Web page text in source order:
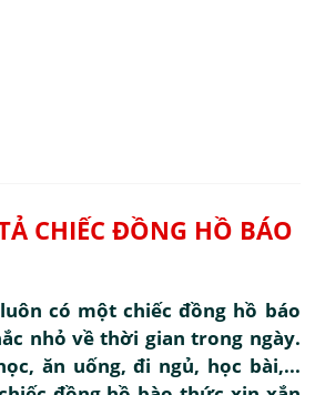
CHIẾC ĐỒNG HỒ BÁO
có một chiếc đồng hồ báo
nhỏ về thời gian trong ngày.
ăn uống, đi ngủ, học bài,...